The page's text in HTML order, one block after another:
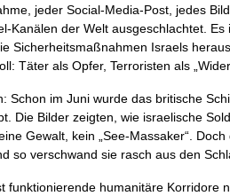
jeder Social-Media-Post, jedes
Kanälen der Welt ausgeschlachtet.
Sicherheitsmaßnahmen Israels
Täter als Opfer, Terroristen als
Schon im Juni wurde das britische
Die Bilder zeigten, wie israelische
Gewalt, kein „See-Massaker“.
so verschwand sie rasch aus den
funktionierende humanitäre Korridore